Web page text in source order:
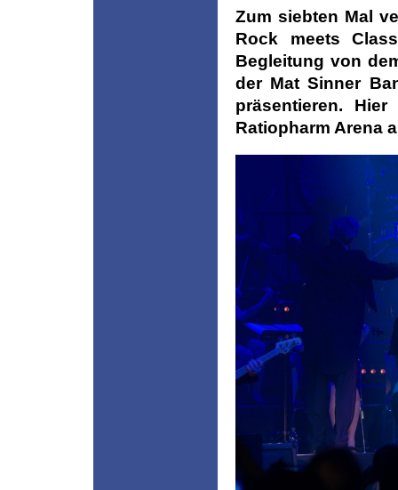
Zum siebten Mal
Rock meets
Begleitung von
der Mat Sinner
präsentieren.
Ratiopharm Arena